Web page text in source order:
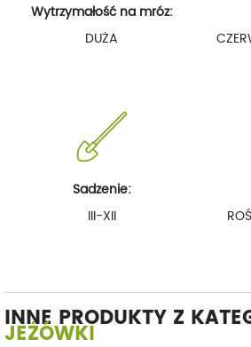
Wytrzymałość na mróz:
DUŻA
Sadzenie:
III-XII
INNE PRODUKTY Z
JEŻÓWKI